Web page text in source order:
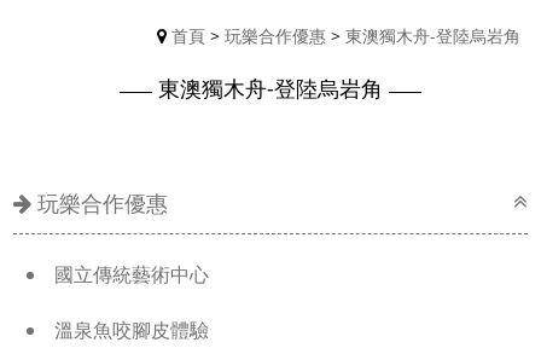
首頁> 玩樂合作優惠> 東澳獨木舟-登陸烏岩角
東澳獨木舟-登陸烏岩角
玩樂合作優惠
國立傳統藝術中心
溫泉魚咬腳皮體驗